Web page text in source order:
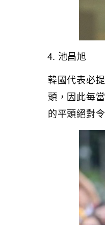
池昌旭
韓國代表必
頭，因此每
的平頭絕對